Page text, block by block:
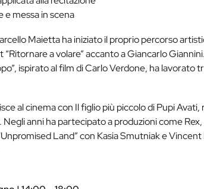
e messa in scena
Maietta ha iniziato il proprio percorso
a volare” accanto a Giancarlo
ispirato al film di Carlo Verdone, ha lavorato
al cinema con Il figlio più piccolo di Pupi
anni ha partecipato a produzioni come
Land” con Kasia Smutniak e